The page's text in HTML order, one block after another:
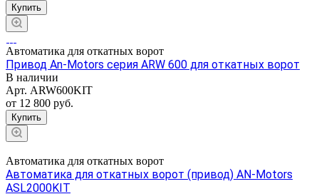
Купить
Автоматика для откатных ворот
Привод An-Motors серия ARW 600 для откатных ворот
В наличии
Арт. ARW600KIT
от 12 800 руб.
Купить
Автоматика для откатных ворот
Автоматика для откатных ворот (привод) AN-Motors
ASL2000KIT